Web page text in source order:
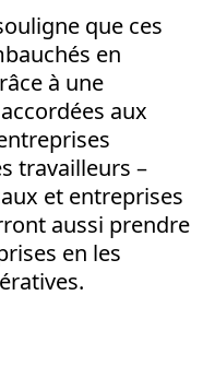
que ces
en
à une
aux
travailleurs –
et entreprises
aussi prendre
en les